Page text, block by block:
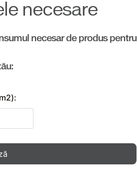
necesare
necesar de produs pentru